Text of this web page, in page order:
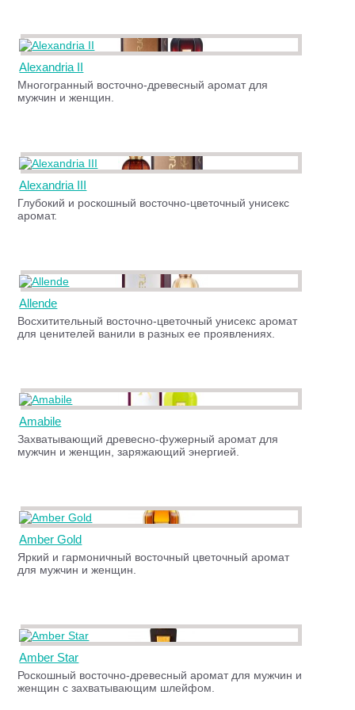
Alexandria II
Многогранный восточно-древесный аромат для
мужчин и женщин.
Alexandria III
Глубокий и роскошный восточно-цветочный унисекс
аромат.
Allende
Восхитительный восточно-цветочный унисекс аромат
для ценителей ванили в разных ее проявлениях.
Amabile
Захватывающий древесно-фужерный аромат для
мужчин и женщин, заряжающий энергией.
Amber Gold
Яркий и гармоничный восточный цветочный аромат
для мужчин и женщин.
Amber Star
Роскошный восточно-древесный аромат для мужчин и
женщин с захватывающим шлейфом.